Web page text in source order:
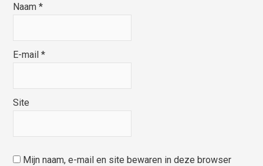
Naam*
E-mail*
Site
Mijn naam, e-mail en site bewaren in deze browser